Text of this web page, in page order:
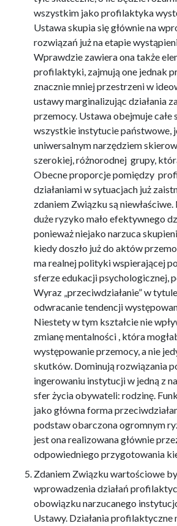
wszystkim jako profilaktyka
Ustawa skupia się głównie na
rozwiązań już na etapie
Wprawdzie zawiera ona także
profilaktyki, zajmują one jednak
znacznie mniej przestrzeni w
ustawy marginalizując działania
przemocy. Ustawa obejmuje całe
wszystkie instytucie państwowe,
uniwersalnym narzędziem
szerokiej, różnorodnej grupy,
Obecne proporcje pomiędzy
działaniami w sytuacjach już
zdaniem Związku są
duże ryzyko mało efektywnego
ponieważ niejako narzuca
kiedy doszło już do aktów
ma realnej polityki wspierającej
sferze edukacji psychologicznej,
Wyraz „przeciwdziałanie” w
odwracanie tendencji
Niestety w tym kształcie nie
zmianę mentalności , która
występowanie przemocy, a nie
skutków. Dominują rozwiązania
ingerowaniu instytucji w jedną z
sfer życia obywateli: rodzinę.
jako główna forma
podstaw obarczona ogromnym
jest ona realizowana głównie
odpowiedniego przygotowania
Zdaniem Związku wartościowe
wprowadzenia działań
obowiązku narzucanego
Ustawy. Działania profilaktyczne